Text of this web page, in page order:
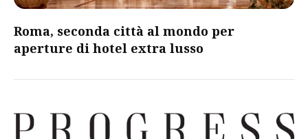
Roma, seconda città al mondo per
aperture di hotel extra lusso